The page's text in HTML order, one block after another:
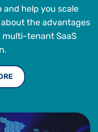
help you scale
the advantages
tenant SaaS